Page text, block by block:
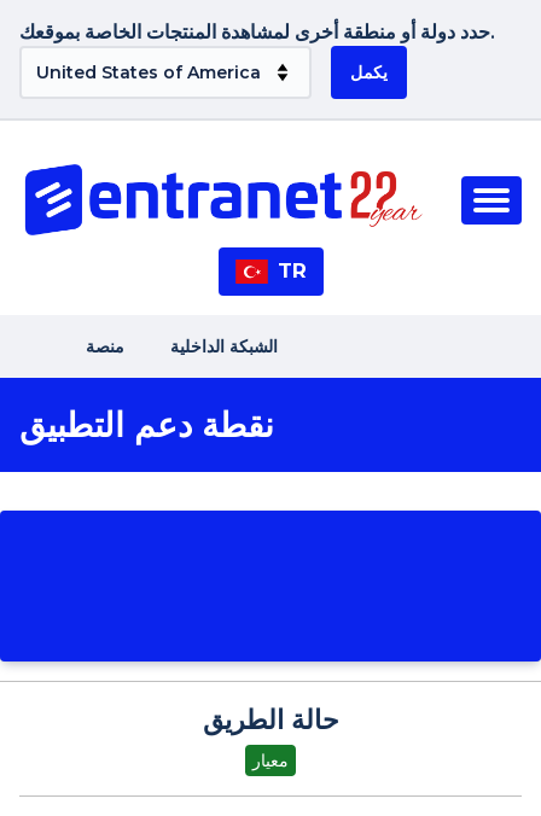
حدد دولة أو منطقة أخرى لمشاهدة المنتجات الخاصة بموقعك.
يكمل
TR
منصة الشبكة الداخلية
نقطة دعم التطبيق
حالة الطريق
معيار